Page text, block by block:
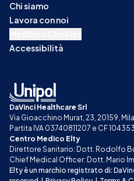
Chi siamo
Lavora con noi
Accessibilità
DaVinci Healthcare Srl
Via Gioacchino Murat, 23, 20159,
Partita IVA 03740811207 e CF
Centro Medico Elty
Direttore Sanitario: Dott. Rodolfo
Chief Medical Officer: Dott. Mario
Elty è un marchio registrato di: